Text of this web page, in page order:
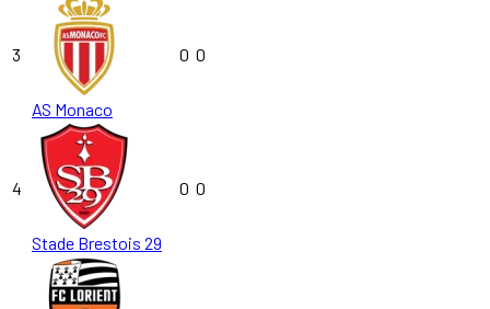
3
AS Monaco
0 0
4
Stade Brestois 29
0 0